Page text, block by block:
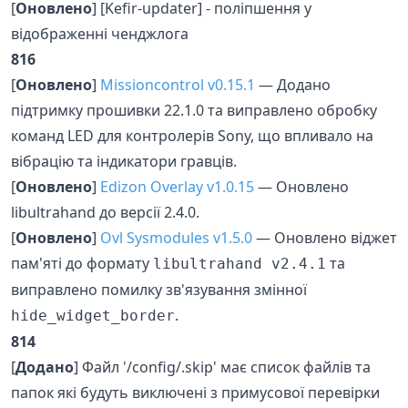
[Оновлено] [Kefir-updater] - поліпшення у
відображенні ченджлога
816
[Оновлено] Missioncontrol v0.15.1 — Додано
підтримку прошивки 22.1.0 та виправлено обробку
команд LED для контролерів Sony, що впливало на
вібрацію та індикатори гравців.
[Оновлено] Edizon Overlay v1.0.15— Оновлено
libultrahand до версії 2.4.0.
[Оновлено] Ovl Sysmodules v1.5.0— Оновлено віджет
пам'яті до формату libultrahand v2.4.1 та
виправлено помилку зв'язування змінної
hide_widget_border.
814
[Додано] Файл '/config/.skip' має список файлів та
папок які будуть виключені з примусової перевірки